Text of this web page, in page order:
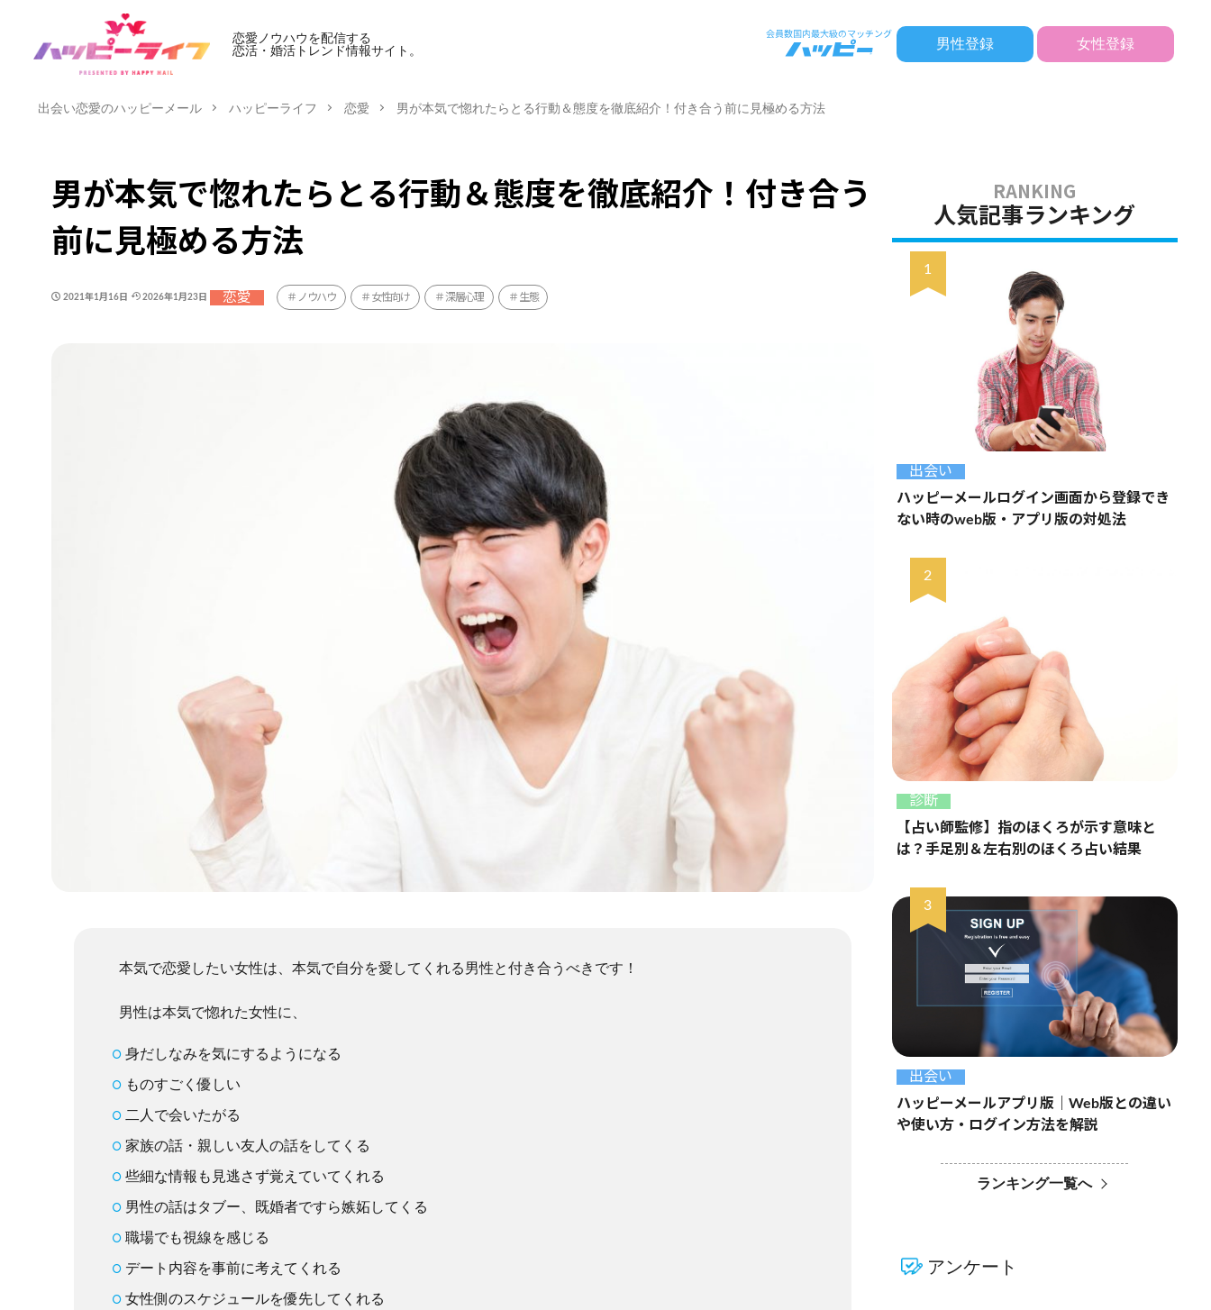
恋愛ノウハウを配信する
恋活・婚活トレンド情報サイト。
男性登録 女性登録
出会い恋愛のハッピーメール ハッピーライフ 恋愛 男が本気で惚れたらとる行動＆態度を徹底紹介！付き合う前に見極める方法
男が本気で惚れたらとる行動＆態度を徹底紹介！付き合う
前に見極める方法
2021年1月16日 2026年1月23日 恋愛 ノウハウ 女性向け 深層心理 生態
本気で恋愛したい女性は、本気で自分を愛してくれる男性と付き合うべきです！
男性は本気で惚れた女性に、
身だしなみを気にするようになる
ものすごく優しい
二人で会いたがる
家族の話・親しい友人の話をしてくる
些細な情報も見逃さず覚えていてくれる
男性の話はタブー、既婚者ですら嫉妬してくる
職場でも視線を感じる
デート内容を事前に考えてくれる
女性側のスケジュールを優先してくれる
人気記事ランキング
出会い
ハッピーメールログイン画面から登録でき
ない時のweb版・アプリ版の対処法
診断
【占い師監修】指のほくろが示す意味と
は？手足別＆左右別のほくろ占い結果
出会い
ハッピーメールアプリ版｜Web版との違い
や使い方・ログイン方法を解説
ランキング一覧へ
アンケート